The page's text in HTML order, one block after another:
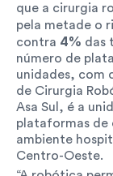
que a cirurgia
pela metade o
contra 4% das
número de
unidades, com
de Cirurgia
Asa Sul, é a
plataformas de
ambiente
Centro-Oeste.